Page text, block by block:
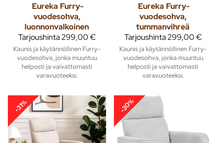
Eureka Furry-
vuodesohva,
luonnonvalkoinen
Tarjoushinta299,00 €
Kaunis ja käytännöllinen Furry-
vuodesohva, jonka muuntuu
helposti ja vaivattomasti
varavuoteeksi.
Eureka Furry-
vuodesohva,
tummanvihreä
Tarjoushinta299,00 €
Kaunis ja käytännöllinen Furry-
vuodesohva, jonka muuntuu
helposti ja vaivattomasti
varavuoteeksi.
-31% -30%